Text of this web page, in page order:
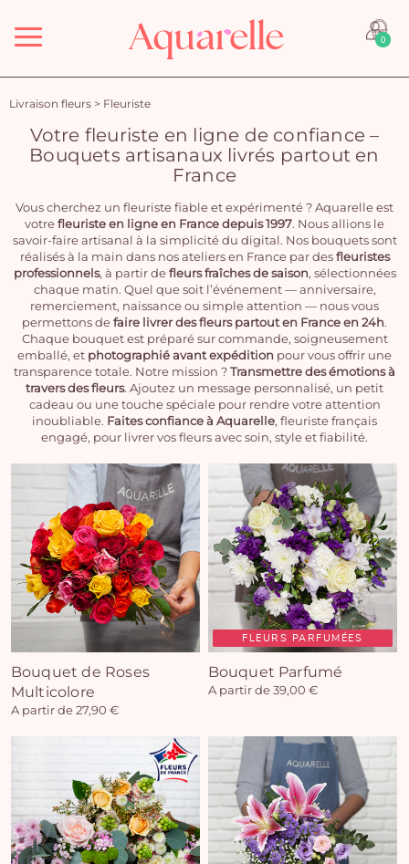
Menu 0
Livraison fleurs > Fleuriste
Votre fleuriste en ligne de confiance –
Bouquets artisanaux livrés partout en
France
Vous cherchez un fleuriste fiable et expérimenté ? Aquarelle est
votrefleuriste en ligne en France depuis 1997. Nous allions le
savoir-faire artisanal à la simplicité du digital. Nos bouquets sont
réalisés à la main dans nos ateliers en France par desfleuristes
professionnels, à partir defleurs fraîches de saison, sélectionnées
chaque matin. Quel que soit l’événement — anniversaire,
remerciement, naissance ou simple attention — nous vous
permettons defaire livrer des fleurs partout en France en 24h.
Chaque bouquet est préparé sur commande, soigneusement
emballé, et photographié avant expédition pour vous offrir une
transparence totale. Notre mission ?Transmettre des émotions à
travers des fleurs. Ajoutez un message personnalisé, un petit
cadeau ou une touche spéciale pour rendre votre attention
inoubliable. Faites confiance à Aquarelle, fleuriste français
engagé, pour livrer vos fleurs avec soin, style et fiabilité.
Bouquet de Roses
Multicolore
A partir de 27,90 €
FLEURS PARFUMÉES
Bouquet Parfumé
A partir de 39,00 €